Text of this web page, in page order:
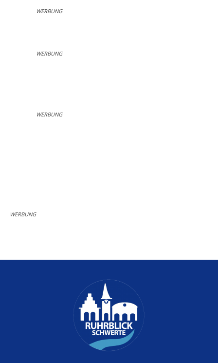
WERBUNG
WERBUNG
WERBUNG
WERBUNG